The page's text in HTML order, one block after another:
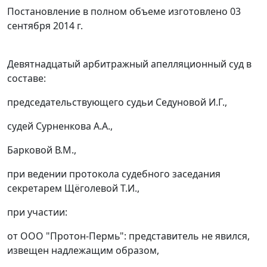
Постановление в полном объеме изготовлено 03
сентября 2014 г.
Девятнадцатый арбитражный апелляционный суд в
составе:
председательствующего судьи Седуновой И.Г.,
судей Сурненкова А.А.,
Барковой В.М.,
при ведении протокола судебного заседания
секретарем Щёголевой Т.И.,
при участии:
от ООО "Протон-Пермь": представитель не явился,
извещен надлежащим образом,